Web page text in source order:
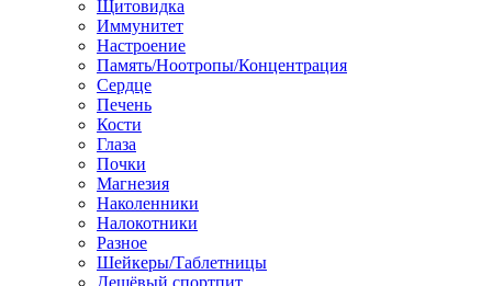
Щитовидка
Иммунитет
Настроение
Память/Ноотропы/Концентрация
Сердце
Печень
Кости
Глаза
Почки
Магнезия
Наколенники
Налокотники
Разное
Шейкеры/Таблетницы
Дешёвый спортпит